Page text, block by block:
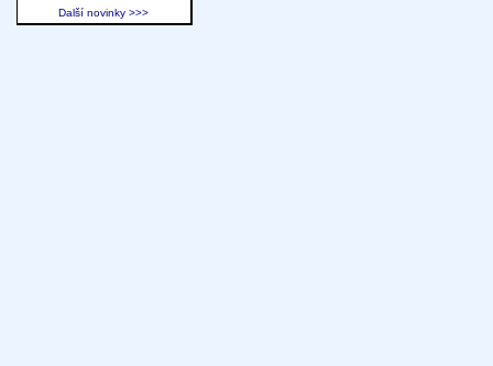
Další novinky >>>